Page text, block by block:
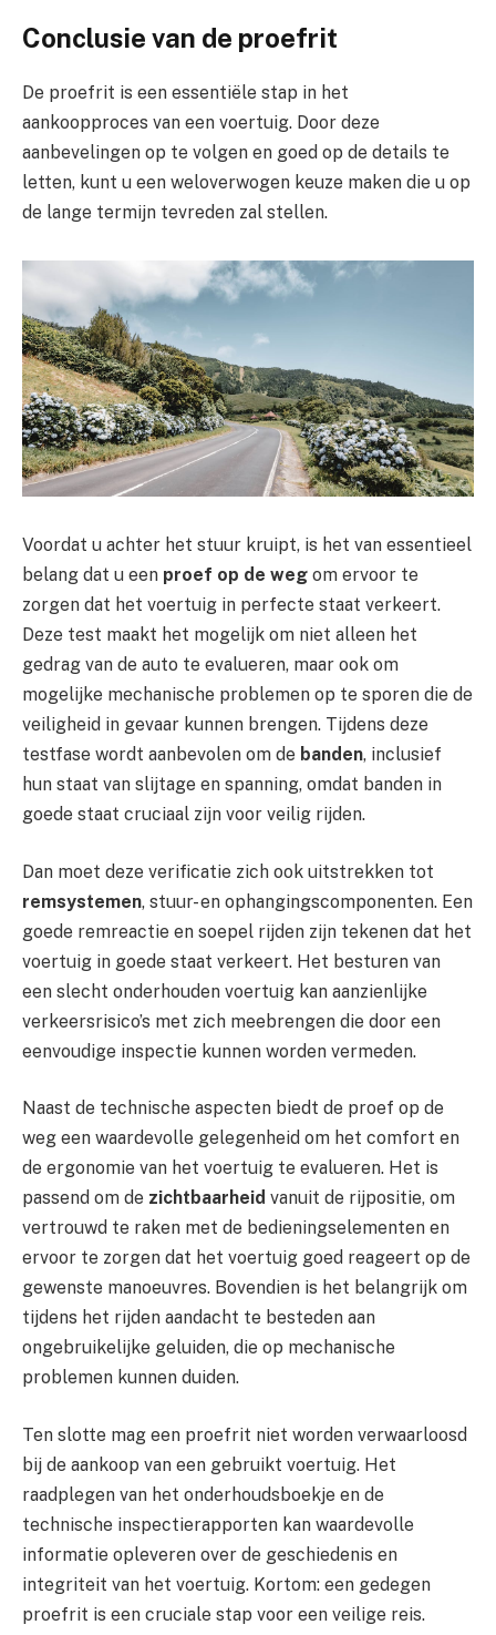
Conclusie van de proefrit
De proefrit is een essentiële stap in het
aankoopproces van een voertuig. Door deze
aanbevelingen op te volgen en goed op de details te
letten, kunt u een weloverwogen keuze maken die u op
de lange termijn tevreden zal stellen.
Voordat u achter het stuur kruipt, is het van essentieel
belang dat u een proef op de weg om ervoor te
zorgen dat het voertuig in perfecte staat verkeert.
Deze test maakt het mogelijk om niet alleen het
gedrag van de auto te evalueren, maar ook om
mogelijke mechanische problemen op te sporen die de
veiligheid in gevaar kunnen brengen. Tijdens deze
testfase wordt aanbevolen om de banden, inclusief
hun staat van slijtage en spanning, omdat banden in
goede staat cruciaal zijn voor veilig rijden.
Dan moet deze verificatie zich ook uitstrekken tot
remsystemen, stuur- en ophangingscomponenten. Een
goede remreactie en soepel rijden zijn tekenen dat het
voertuig in goede staat verkeert. Het besturen van
een slecht onderhouden voertuig kan aanzienlijke
verkeersrisico’s met zich meebrengen die door een
eenvoudige inspectie kunnen worden vermeden.
Naast de technische aspecten biedt de proef op de
weg een waardevolle gelegenheid om het comfort en
de ergonomie van het voertuig te evalueren. Het is
passend om de zichtbaarheid vanuit de rijpositie, om
vertrouwd te raken met de bedieningselementen en
ervoor te zorgen dat het voertuig goed reageert op de
gewenste manoeuvres. Bovendien is het belangrijk om
tijdens het rijden aandacht te besteden aan
ongebruikelijke geluiden, die op mechanische
problemen kunnen duiden.
Ten slotte mag een proefrit niet worden verwaarloosd
bij de aankoop van een gebruikt voertuig. Het
raadplegen van het onderhoudsboekje en de
technische inspectierapporten kan waardevolle
informatie opleveren over de geschiedenis en
integriteit van het voertuig. Kortom: een gedegen
proefrit is een cruciale stap voor een veilige reis.